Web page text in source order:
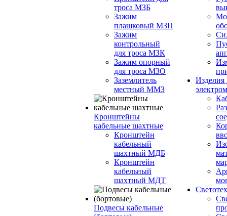
троса МЗБ
Зажим
плашковый MЗП
Зажим
контрольный
для троса МЗК
Зажим опорный
для троса МЗО
Заземлитель
местный ММЗ
Кронштейны
кабельные шахтные
Кронштейн
кабельный
шахтный МДБ
Кронштейн
кабельный
шахтный МДТ
Подвесы кабельные
Изделия